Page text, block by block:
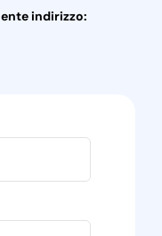
indirizzo: